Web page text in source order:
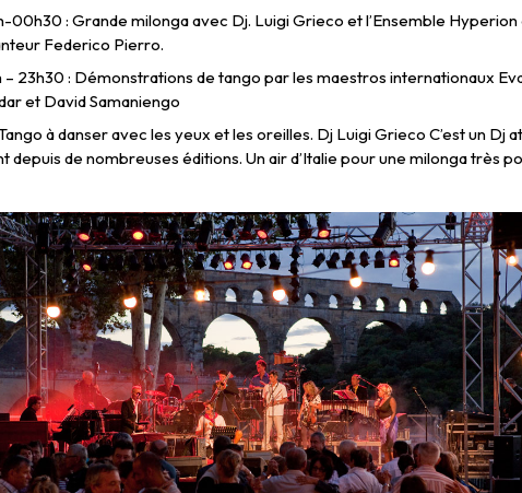
00h30 : Grande milonga avec Dj. Luigi Grieco et l’Ensemble Hyperion
Federico Pierro.
– 23h30 : Démonstrations de tango par les maestros internationaux
et David Samaniengo
à danser avec les yeux et les oreilles. Dj Luigi Grieco C’est un Dj
depuis de nombreuses éditions. Un air d’Italie pour une milonga très